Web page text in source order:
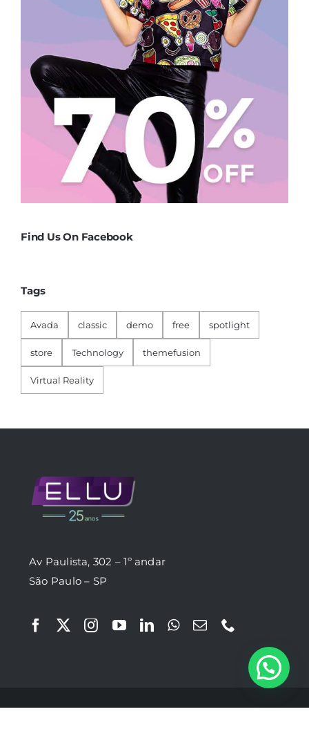
Find Us On Facebook
Tags
Avada classic demo free spotlight
store Technology themefusion
Virtual Reality
Av Paulista, 302 – 1º andar
São Paulo – SP